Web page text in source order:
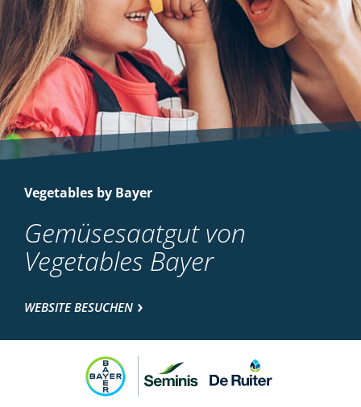
Vegetables by Bayer
Gemüsesaatgut von
Vegetables Bayer
WEBSITE BESUCHEN